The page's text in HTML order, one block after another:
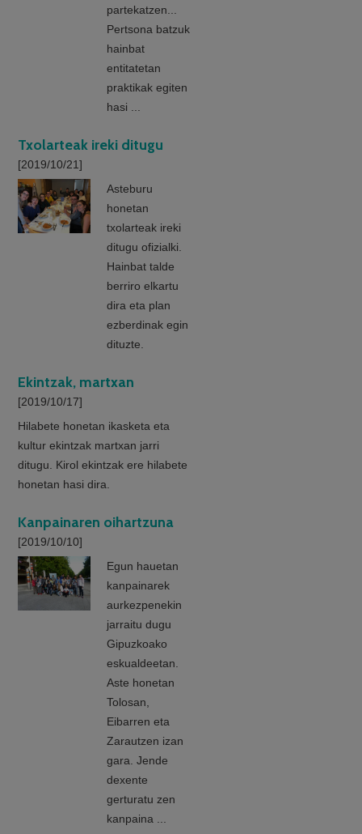
partekatzen...
Pertsona batzuk
hainbat
entitatetan
praktikak egiten
hasi ...
Txolarteak ireki ditugu
[2019/10/21]
Asteburu
honetan
txolarteak ireki
ditugu ofizialki.
Hainbat talde
berriro elkartu
dira eta plan
ezberdinak egin
dituzte.
Ekintzak, martxan
[2019/10/17]
Hilabete honetan ikasketa eta
kultur ekintzak martxan jarri
ditugu. Kirol ekintzak ere hilabete
honetan hasi dira.
Kanpainaren oihartzuna
[2019/10/10]
Egun hauetan
kanpainarek
aurkezpenekin
jarraitu dugu
Gipuzkoako
eskualdeetan.
Aste honetan
Tolosan,
Eibarren eta
Zarautzen izan
gara. Jende
dexente
gerturatu zen
kanpaina ...